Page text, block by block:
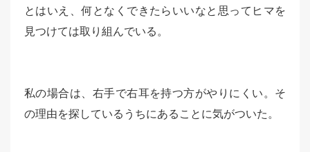
とはいえ、何となくできたらいいなと思ってヒマを
見つけては取り組んでいる。
私の場合は、右手で右耳を持つ方がやりにくい。そ
の理由を探しているうちにあることに気がついた。